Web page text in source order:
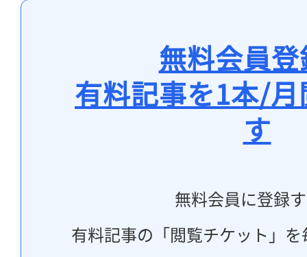
無料会員
有料記事を1本/
す
無料会員に登録
有料記事の「閲覧チケット」